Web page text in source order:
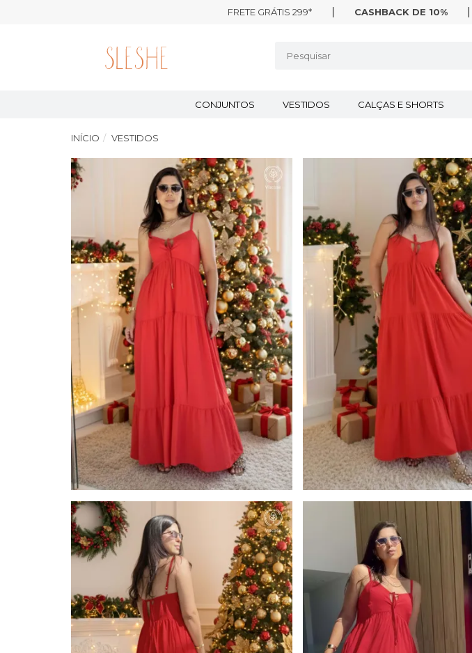
FRETE GRÁTIS 299* CASHBACK DE 10%
CONJUNTOS VESTIDOS CALÇAS E SHORTS
INÍCIO VESTIDOS